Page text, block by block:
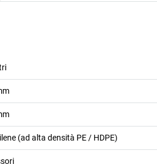
(ad alta densità PE / HDPE)